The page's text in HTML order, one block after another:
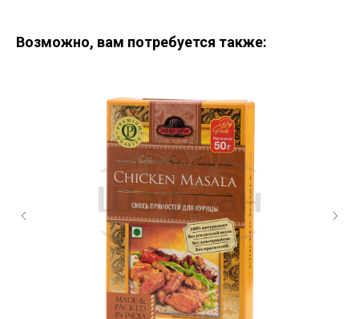
Возможно, вам потребуется также: